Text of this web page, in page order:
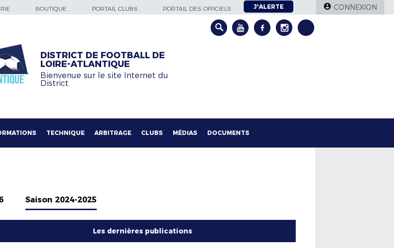
BOUTIQUE PORTAIL CLUBS PORTAIL DES OFFICIELS J'ALERTE CONNEXION
DISTRICT DE FOOTBALL DE
LOIRE-ATLANTIQUE
Bienvenue sur le site Internet du
District
TECHNIQUE ARBITRAGE CLUBS MÉDIAS DOCUMENTS
Saison 2024-2025
Les dernières publications